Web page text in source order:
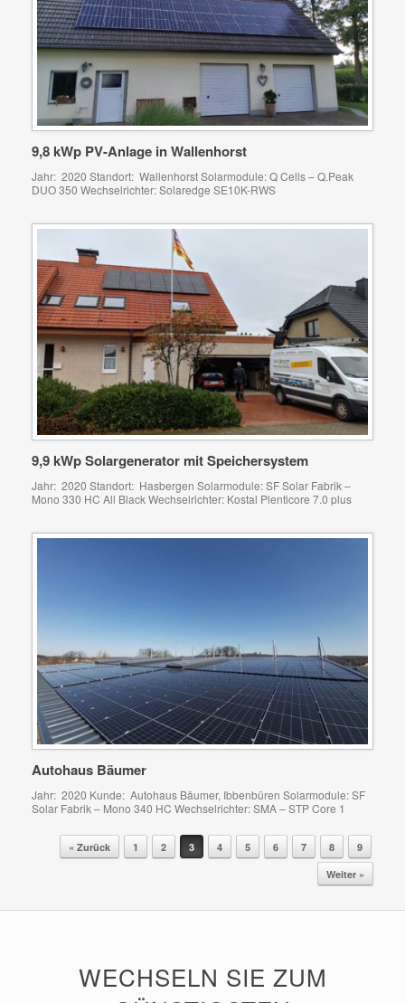
9,8 kWp PV-Anlage in Wallenhorst
Jahr: 2020 Standort: Wallenhorst Solarmodule: Q Cells – Q.Peak
DUO 350 Wechselrichter: Solaredge SE10K-RWS
9,9 kWp Solargenerator mit Speichersystem
Jahr: 2020 Standort: Hasbergen Solarmodule: SF Solar Fabrik –
Mono 330 HC All Black Wechselrichter: Kostal Plenticore 7.0 plus
Autohaus Bäumer
Jahr: 2020 Kunde: Autohaus Bäumer, Ibbenbüren Solarmodule: SF
Solar Fabrik – Mono 340 HC Wechselrichter: SMA – STP Core 1
Beitragsnavigation
« Zurück 1 2 3 4 5 6 7 8
9
Weiter »
WECHSELN SIE ZUM